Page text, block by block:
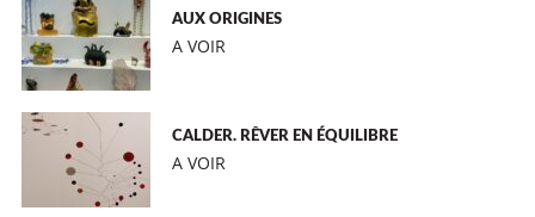
AUX ORIGINES
A VOIR
CALDER. RÊVER EN ÉQUILIBRE
A VOIR